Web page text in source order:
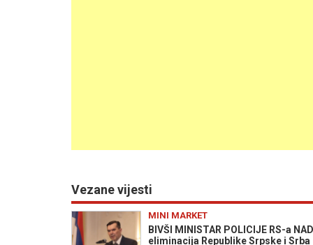
Vezane vijesti
MINI MARKET
BIVŠI MINISTAR POLICIJE RS-a
eliminacija Republike Srpske i